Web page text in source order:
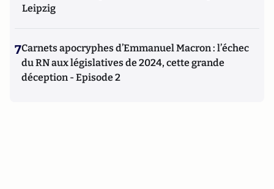
Leipzig
7Carnets apocryphes d’Emmanuel Macron : l’échec
du RN aux législatives de 2024, cette grande
déception - Episode 2